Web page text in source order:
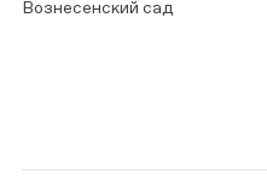
Вознесенский сад